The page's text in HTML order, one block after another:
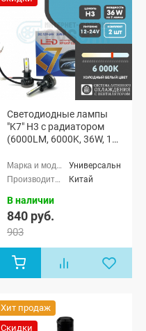
Светодиодные лампы
"K7" H3 с радиатором
(6000LM, 6000K, 36W, 12-
Универсальные
Китай
В наличии
840 руб.
903
Хит продаж
Скидки